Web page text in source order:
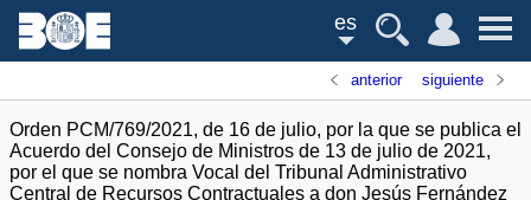
es
anterior siguiente
Orden PCM/769/2021, de 16 de julio, por la que se publica el
Acuerdo del Consejo de Ministros de 13 de julio de 2021,
por el que se nombra Vocal del Tribunal Administrativo
Central de Recursos Contractuales a don Jesús Fernández